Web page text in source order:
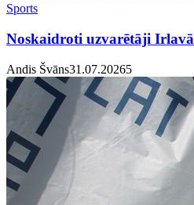
Sports
Noskaidroti uzvarētāji Irlavā
Andis Švāns31.07.20265